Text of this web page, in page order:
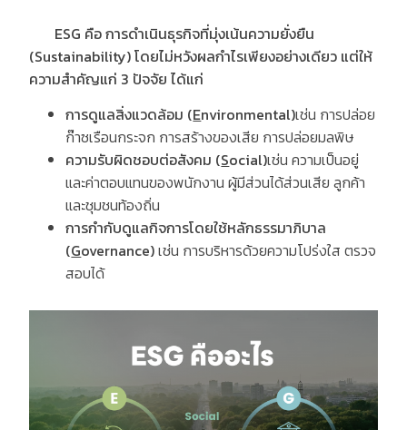
ESG คือ การดำเนินธุรกิจที่มุ่งเน้นความยั่งยืน
(Sustainability) โดยไม่หวังผลกำไรเพียงอย่างเดียว แต่ให้
ความสำคัญแก่ 3 ปัจจัย ได้แก่
การดูแลสิ่งแวดล้อม (Environmental)เช่น การปล่อย
ก๊าซเรือนกระจก การสร้างของเสีย การปล่อยมลพิษ
ความรับผิดชอบต่อสังคม (Social)เช่น ความเป็นอยู่
และค่าตอบแทนของพนักงาน ผู้มีส่วนได้ส่วนเสีย ลูกค้า
และชุมชนท้องถิ่น
การกำกับดูแลกิจการโดยใช้หลักธรรมาภิบาล
(Governance)เช่น การบริหารด้วยความโปร่งใส ตรวจ
สอบได้